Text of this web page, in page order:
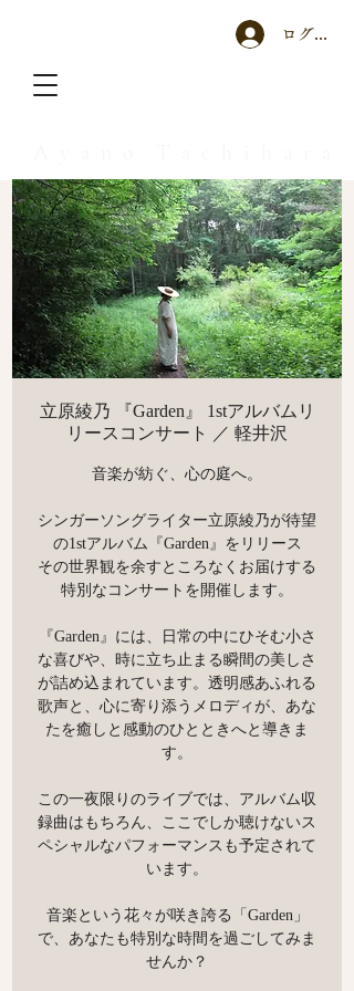
ログイン
立原綾乃 『Garden』 1stアルバムリ
リースコンサート ／ 軽井沢
音楽が紡ぐ、心の庭へ。
シンガーソングライター立原綾乃が待望
の1stアルバム『Garden』をリリース
その世界観を余すところなくお届けする
特別なコンサートを開催します。
『Garden』には、日常の中にひそむ小さ
な喜びや、時に立ち止まる瞬間の美しさ
が詰め込まれています。透明感あふれる
歌声と、心に寄り添うメロディが、あな
たを癒しと感動のひとときへと導きま
す。
この一夜限りのライブでは、アルバム収
録曲はもちろん、ここでしか聴けないス
ペシャルなパフォーマンスも予定されて
います。
音楽という花々が咲き誇る「Garden」
で、あなたも特別な時間を過ごしてみま
せんか？